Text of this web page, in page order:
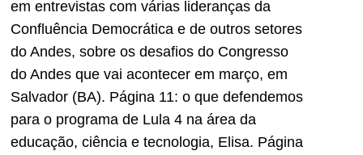
em entrevistas com várias lideranças da
Confluência Democrática e de outros setores
do Andes, sobre os desafios do Congresso
do Andes que vai acontecer em março, em
Salvador (BA). Página 11: o que defendemos
para o programa de Lula 4 na área da
educação, ciência e tecnologia, Elisa. Página